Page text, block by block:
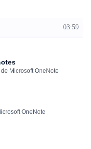
03:59
Microsoft OneNote
OneNote